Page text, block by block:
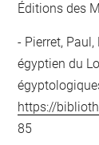
Éditions des
Pierret,
égyptien du
https://
85